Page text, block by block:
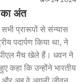
का अंत
प्रारूपों से संन्यास
पदार्पण किया था, ने
मैच खेले हैं। धवन ने
कहा कि उन्होंने भारतीय